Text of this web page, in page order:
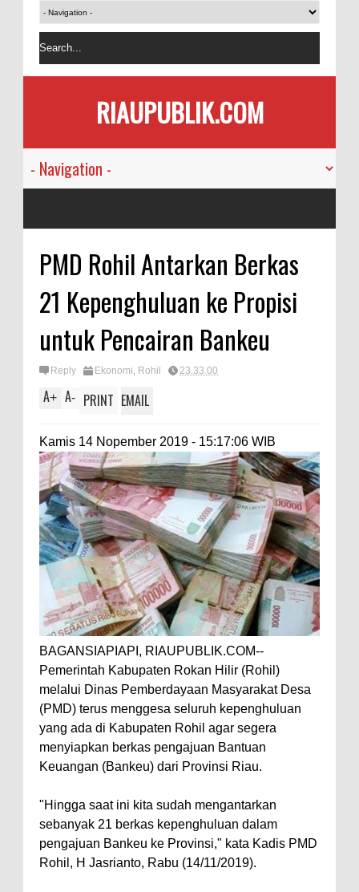
RIAUPUBLIK.COM
PMD Rohil Antarkan Berkas
21 Kepenghuluan ke Propisi
untuk Pencairan Bankeu
Reply Ekonomi, Rohil 23.33.00
A+ A- PRINT EMAIL
Kamis 14 Nopember 2019 - 15:17:06 WIB
BAGANSIAPIAPI, RIAUPUBLIK.COM--
Pemerintah Kabupaten Rokan Hilir (Rohil)
melalui Dinas Pemberdayaan Masyarakat Desa
(PMD) terus menggesa seluruh kepenghuluan
yang ada di Kabupaten Rohil agar segera
menyiapkan berkas pengajuan Bantuan
Keuangan (Bankeu) dari Provinsi Riau.
"Hingga saat ini kita sudah mengantarkan
sebanyak 21 berkas kepenghuluan dalam
pengajuan Bankeu ke Provinsi," kata Kadis PMD
Rohil, H Jasrianto, Rabu (14/11/2019).